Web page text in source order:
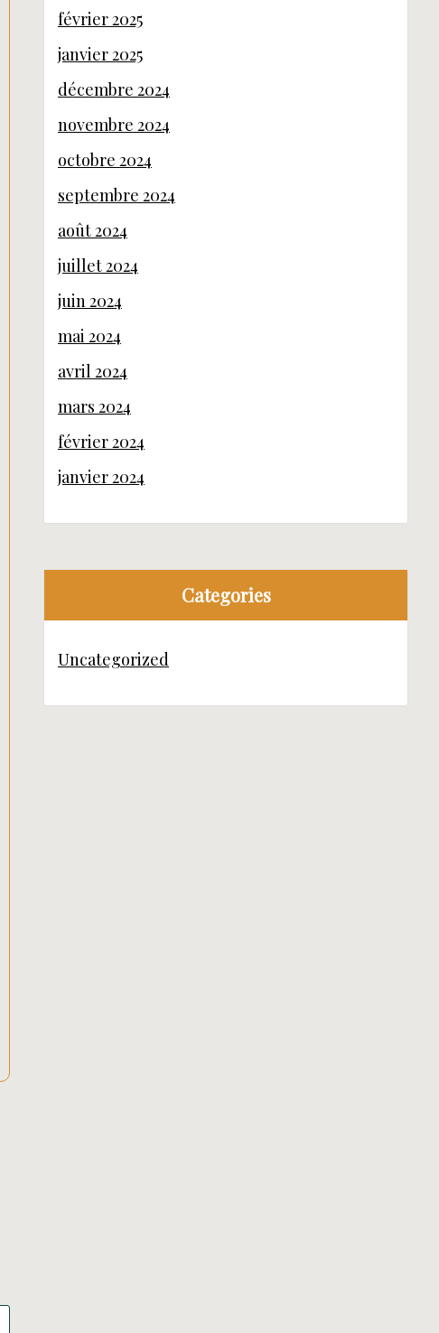
février 2025
janvier 2025
décembre 2024
novembre 2024
octobre 2024
septembre 2024
août 2024
juillet 2024
juin 2024
mai 2024
avril 2024
mars 2024
février 2024
janvier 2024
Categories
Uncategorized